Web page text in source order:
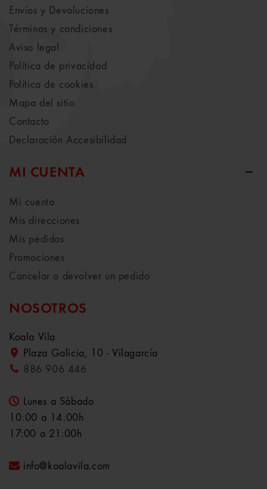
Envíos y Devoluciones
Términos y condiciones
Aviso legal
Política de privacidad
Política de cookies
Mapa del sitio
Contacto
Declaración Accesibilidad
MI CUENTA
Mi cuenta
Mis direcciones
Mis pedidos
Promociones
Cancelar o devolver un pedido
NOSOTROS
Koala Vila
Plaza Galicia, 10 - Vilagarcía
886 906 446
Lunes a Sábado
10:00 a 14:00h
17:00 a 21:00h
info@koalavila.com